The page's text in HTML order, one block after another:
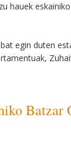
hauek
egin duten
Batzar